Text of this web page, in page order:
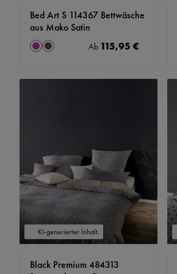
Bed Art S 114367 Bettwäsche
aus Mako Satin
Farbe auswählen
Lilabraun
Regulärer Preis:
Ab 115,95 €
KI-generierter Inhalt.
Black Premium 484313